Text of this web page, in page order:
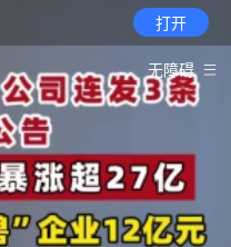
打开
无障碍